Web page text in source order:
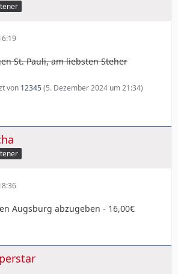
St. Pauli, am liebsten Steher
von 12345(5. Dezember 2024 um 21:34)
Augsburg abzugeben - 16,00€